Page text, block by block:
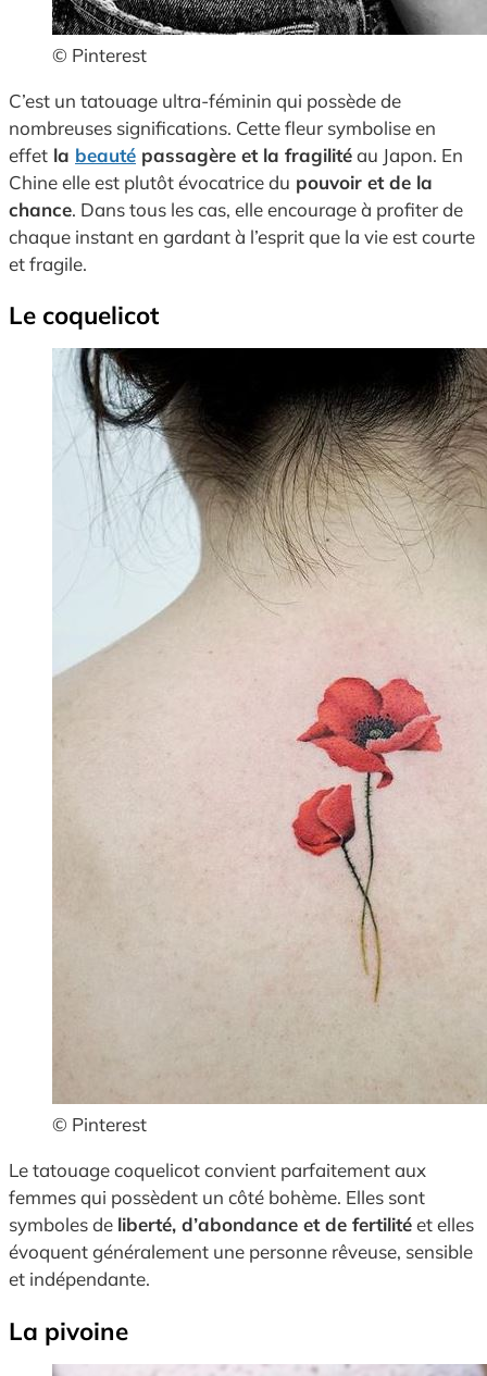
© Pinterest
C’est un tatouage ultra-féminin qui possède de
nombreuses significations. Cette fleur symbolise en
effet la beauté passagère et la fragilitéau Japon. En
Chine elle est plutôt évocatrice du pouvoir et de la
chance. Dans tous les cas, elle encourage à profiter de
chaque instant en gardant à l’esprit que la vie est courte
et fragile.
Le coquelicot
© Pinterest
Le tatouage coquelicot convient parfaitement aux
femmes qui possèdent un côté bohème. Elles sont
symboles de liberté, d’abondance et de fertilitéet elles
évoquent généralement une personne rêveuse, sensible
et indépendante.
La pivoine